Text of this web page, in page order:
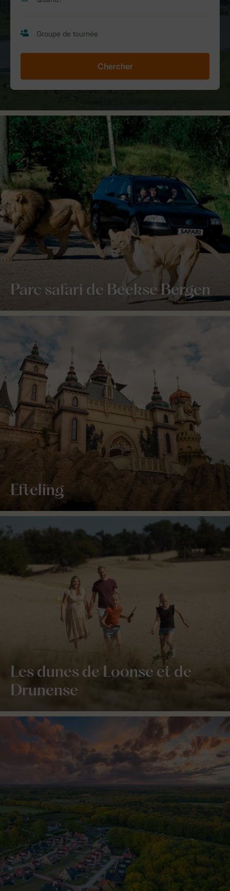
Chercher
Parc safari de Beekse Bergen
Efteling
Les dunes de Loonse et de
Drunense